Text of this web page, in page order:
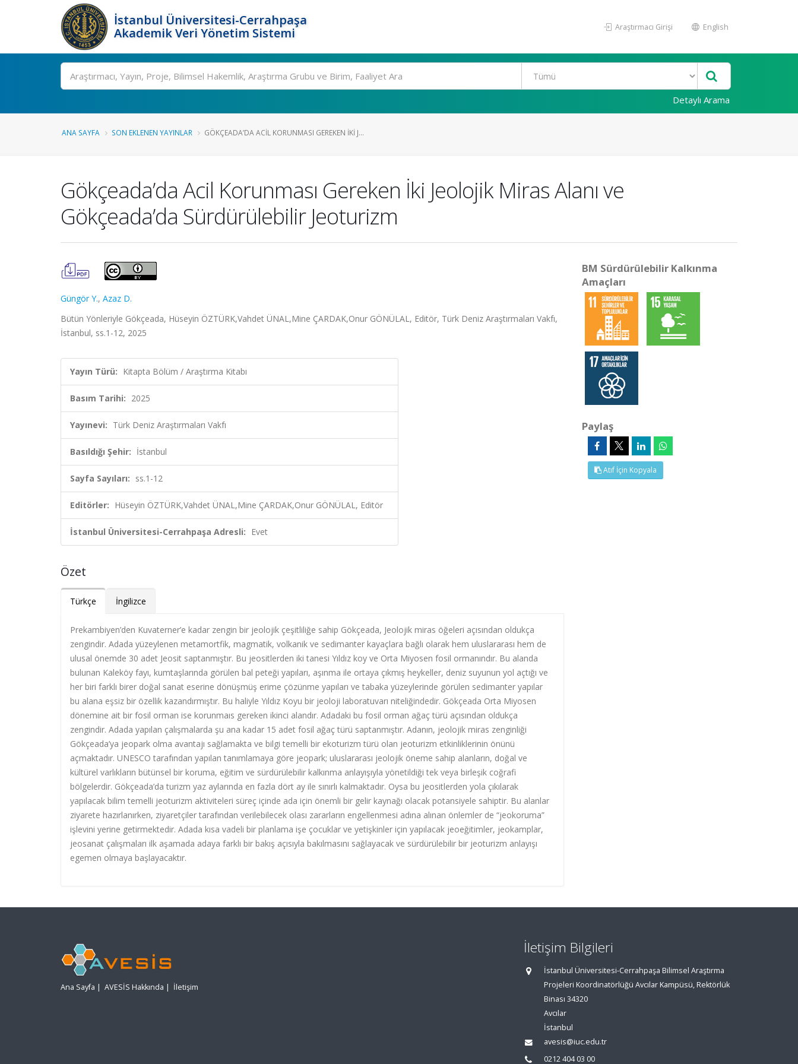
İstanbul Üniversitesi-Cerrahpaşa
Akademik Veri Yönetim Sistemi
Araştırmacı Girişi English
Ara
Detaylı Arama
ANA SAYFA SON EKLENEN YAYINLAR GÖKÇEADA’DA ACIL KORUNMASI GEREKEN İKI J...
Gökçeada’da Acil Korunması Gereken İki Jeolojik Miras Alanı ve
Gökçeada’da Sürdürülebilir Jeoturizm
Güngör Y., Azaz D.
Bütün Yönleriyle Gökçeada, Hüseyin ÖZTÜRK,Vahdet ÜNAL,Mine ÇARDAK,Onur GÖNÜLAL, Editör, Türk Deniz Araştırmaları Vakfı,
İstanbul, ss.1-12, 2025
Yayın Türü: Kitapta Bölüm / Araştırma Kitabı
Basım Tarihi: 2025
Yayınevi: Türk Deniz Araştırmaları Vakfı
Basıldığı Şehir: İstanbul
Sayfa Sayıları: ss.1-12
Editörler: Hüseyin ÖZTÜRK,Vahdet ÜNAL,Mine ÇARDAK,Onur GÖNÜLAL, Editör
İstanbul Üniversitesi-Cerrahpaşa Adresli: Evet
Özet
Türkçe İngilizce
Prekambiyen’den Kuvaterner’e kadar zengin bir jeolojik çeşitliliğe sahip Gökçeada, Jeolojik miras öğeleri açısından oldukça
zengindir. Adada yüzeylenen metamortfik, magmatik, volkanik ve sedimanter kayaçlara bağlı olarak hem uluslararası hem de
ulusal önemde 30 adet Jeosit saptanmıştır. Bu jeositlerden iki tanesi Yıldız koy ve Orta Miyosen fosil ormanındır. Bu alanda
bulunan Kaleköy fayı, kumtaşlarında görülen bal peteği yapıları, aşınma ile ortaya çıkmış heykeller, deniz suyunun yol açtığı ve
her biri farklı birer doğal sanat eserine dönüşmüş erime çözünme yapıları ve tabaka yüzeylerinde görülen sedimanter yapılar
bu alana eşsiz bir özellik kazandırmıştır. Bu haliyle Yıldız Koyu bir jeoloji laboratuvarı niteliğindedir. Gökçeada Orta Miyosen
dönemine ait bir fosil orman ise korunmaıs gereken ikinci alandır. Adadaki bu fosil orman ağaç türü açısından oldukça
zengindir. Adada yapılan çalışmalarda şu ana kadar 15 adet fosil ağaç türü saptanmıştır. Adanın, jeolojik miras zenginliği
Gökçeada’ya jeopark olma avantajı sağlamakta ve bilgi temelli bir ekoturizm türü olan jeoturizm etkinliklerinin önünü
açmaktadır. UNESCO tarafından yapılan tanımlamaya göre jeopark; uluslararası jeolojik öneme sahip alanların, doğal ve
kültürel varlıkların bütünsel bir koruma, eğitim ve sürdürülebilir kalkınma anlayışıyla yönetildiği tek veya birleşik coğrafi
bölgelerdir. Gökçeada’da turizm yaz aylarında en fazla dört ay ile sınırlı kalmaktadır. Oysa bu jeositlerden yola çıkılarak
yapılacak bilim temelli jeoturizm aktiviteleri süreç içinde ada için önemli bir gelir kaynağı olacak potansiyele sahiptir. Bu alanlar
ziyarete hazırlanırken, ziyaretçiler tarafından verilebilecek olası zararların engellenmesi adına alınan önlemler de “jeokoruma”
işlevini yerine getirmektedir. Adada kısa vadeli bir planlama işe çocuklar ve yetişkinler için yapılacak jeoeğitimler, jeokamplar,
jeosanat çalışmaları ilk aşamada adaya farklı bir bakış açısıyla bakılmasını sağlayacak ve sürdürülebilir bir jeoturizm anlayışı
egemen olmaya başlayacaktır.
BM Sürdürülebilir Kalkınma
Amaçları
Paylaş
Atıf İçin Kopyala
Ana Sayfa | AVESİS Hakkında | İletişim
İletişim Bilgileri
İstanbul Üniversitesi-Cerrahpaşa Bilimsel Araştırma
Projeleri Koordinatörlüğü Avcılar Kampüsü, Rektörlük
Binası 34320
Avcılar
İstanbul
avesis@iuc.edu.tr
0212 404 03 00